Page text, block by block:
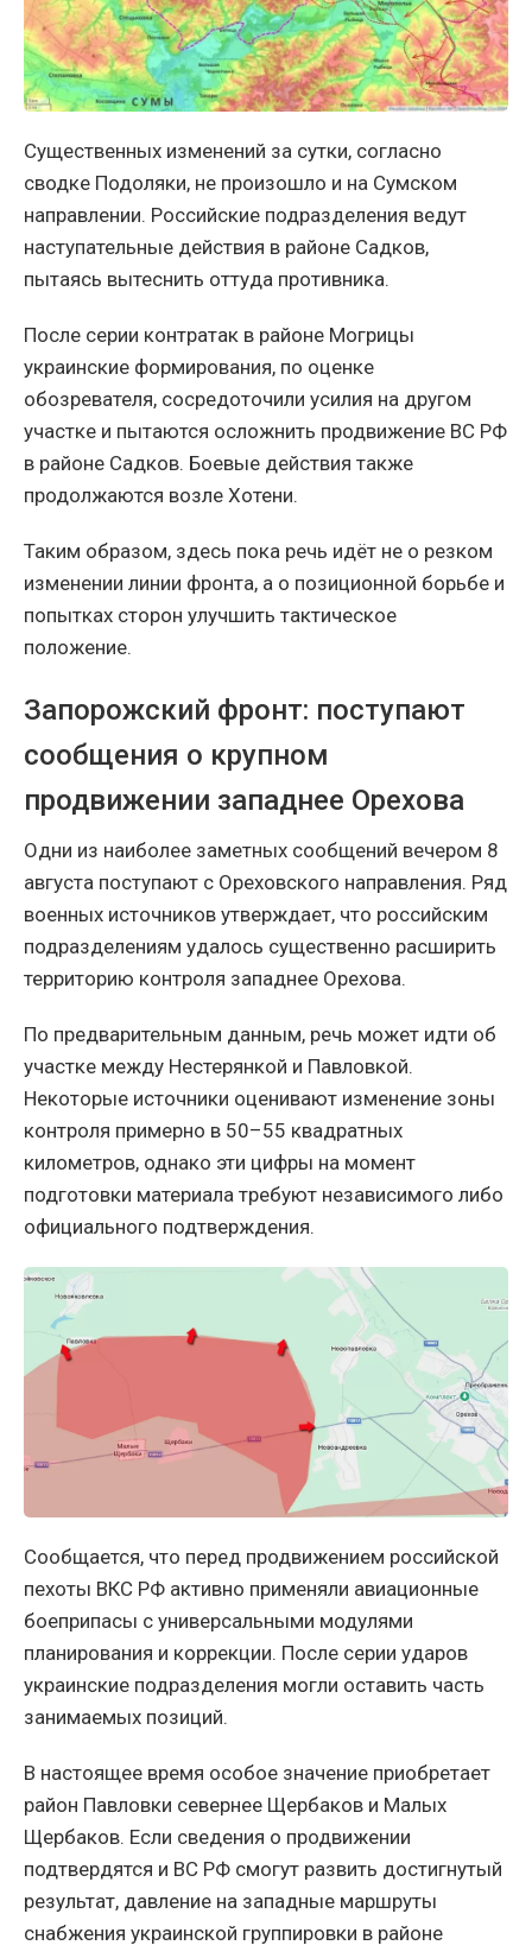
Существенных изменений за сутки, согласно
сводке Подоляки, не произошло и на Сумском
направлении. Российские подразделения ведут
наступательные действия в районе Садков,
пытаясь вытеснить оттуда противника.
После серии контратак в районе Могрицы
украинские формирования, по оценке
обозревателя, сосредоточили усилия на другом
участке и пытаются осложнить продвижение ВС РФ
в районе Садков. Боевые действия также
продолжаются возле Хотени.
Таким образом, здесь пока речь идёт не о резком
изменении линии фронта, а о позиционной борьбе и
попытках сторон улучшить тактическое
положение.
Запорожский фронт: поступают
сообщения о крупном
продвижении западнее Орехова
Одни из наиболее заметных сообщений вечером 8
августа поступают с Ореховского направления. Ряд
военных источников утверждает, что российским
подразделениям удалось существенно расширить
территорию контроля западнее Орехова.
По предварительным данным, речь может идти об
участке между Нестерянкой и Павловкой.
Некоторые источники оценивают изменение зоны
контроля примерно в 50–55 квадратных
километров, однако эти цифры на момент
подготовки материала требуют независимого либо
официального подтверждения.
Сообщается, что перед продвижением российской
пехоты ВКС РФ активно применяли авиационные
боеприпасы с универсальными модулями
планирования и коррекции. После серии ударов
украинские подразделения могли оставить часть
занимаемых позиций.
В настоящее время особое значение приобретает
район Павловки севернее Щербаков и Малых
Щербаков. Если сведения о продвижении
подтвердятся и ВС РФ смогут развить достигнутый
результат, давление на западные маршруты
снабжения украинской группировки в районе